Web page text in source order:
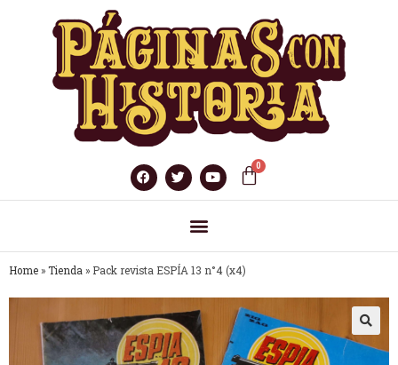
Home » Tienda » Pack revista ESPÍA 13 n°4 (x4)
🔍